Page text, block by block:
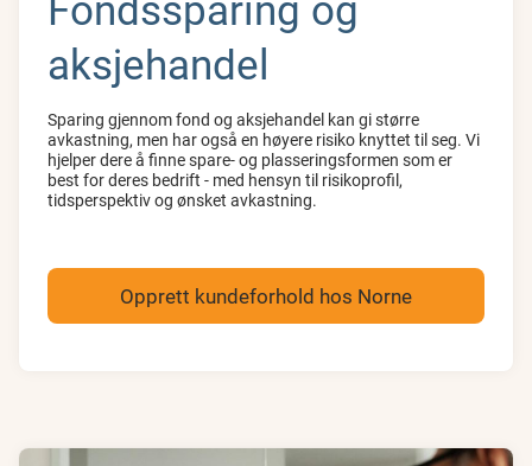
aksjehandel
Sparing gjennom fond og aksjehandel kan gi større
avkastning, men har også en høyere risiko knyttet til seg. Vi
hjelper dere å finne spare- og plasseringsformen som er
best for deres bedrift - med hensyn til risikoprofil,
tidsperspektiv og ønsket avkastning.
Opprett kundeforhold hos Norne